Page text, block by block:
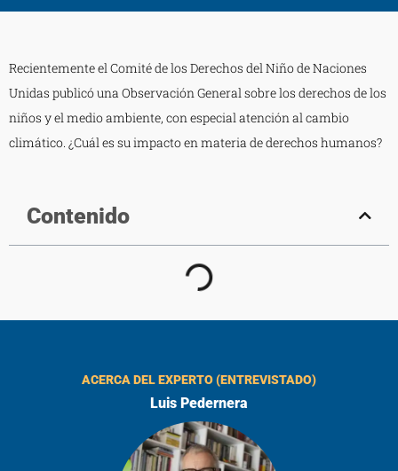
Recientemente el Comité de los Derechos del Niño de Naciones
Unidas publicó una Observación General sobre los derechos de los
niños y el medio ambiente, con especial atención al cambio
climático. ¿Cuál es su impacto en materia de derechos humanos?
Contenido
ACERCA DEL EXPERTO (ENTREVISTADO)
Luis Pedernera